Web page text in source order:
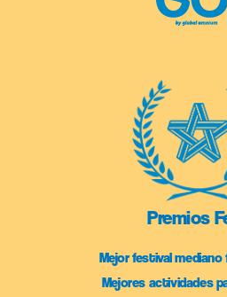
Premios
Mejor festival mediano
Mejores actividades